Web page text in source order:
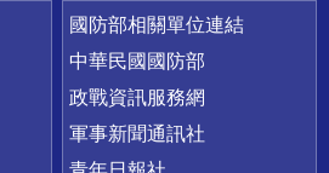
國防部相關單位連結
中華民國國防部
政戰資訊服務網
軍事新聞通訊社